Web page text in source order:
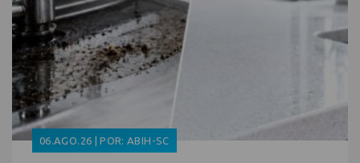
06.AGO.26 | POR: ABIH-SC